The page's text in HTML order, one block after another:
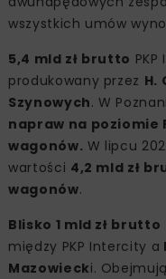
wszystkich umów
5,4 mld zł brutto
produkowany przez H.
Szynowych. W
napraw na poziomie
wagonów. W lipcu
wartości 4,2 mld zł
wagonów.
Blisko 1 mld zł brutto
między PKP Intercity a
Mazowiecki.